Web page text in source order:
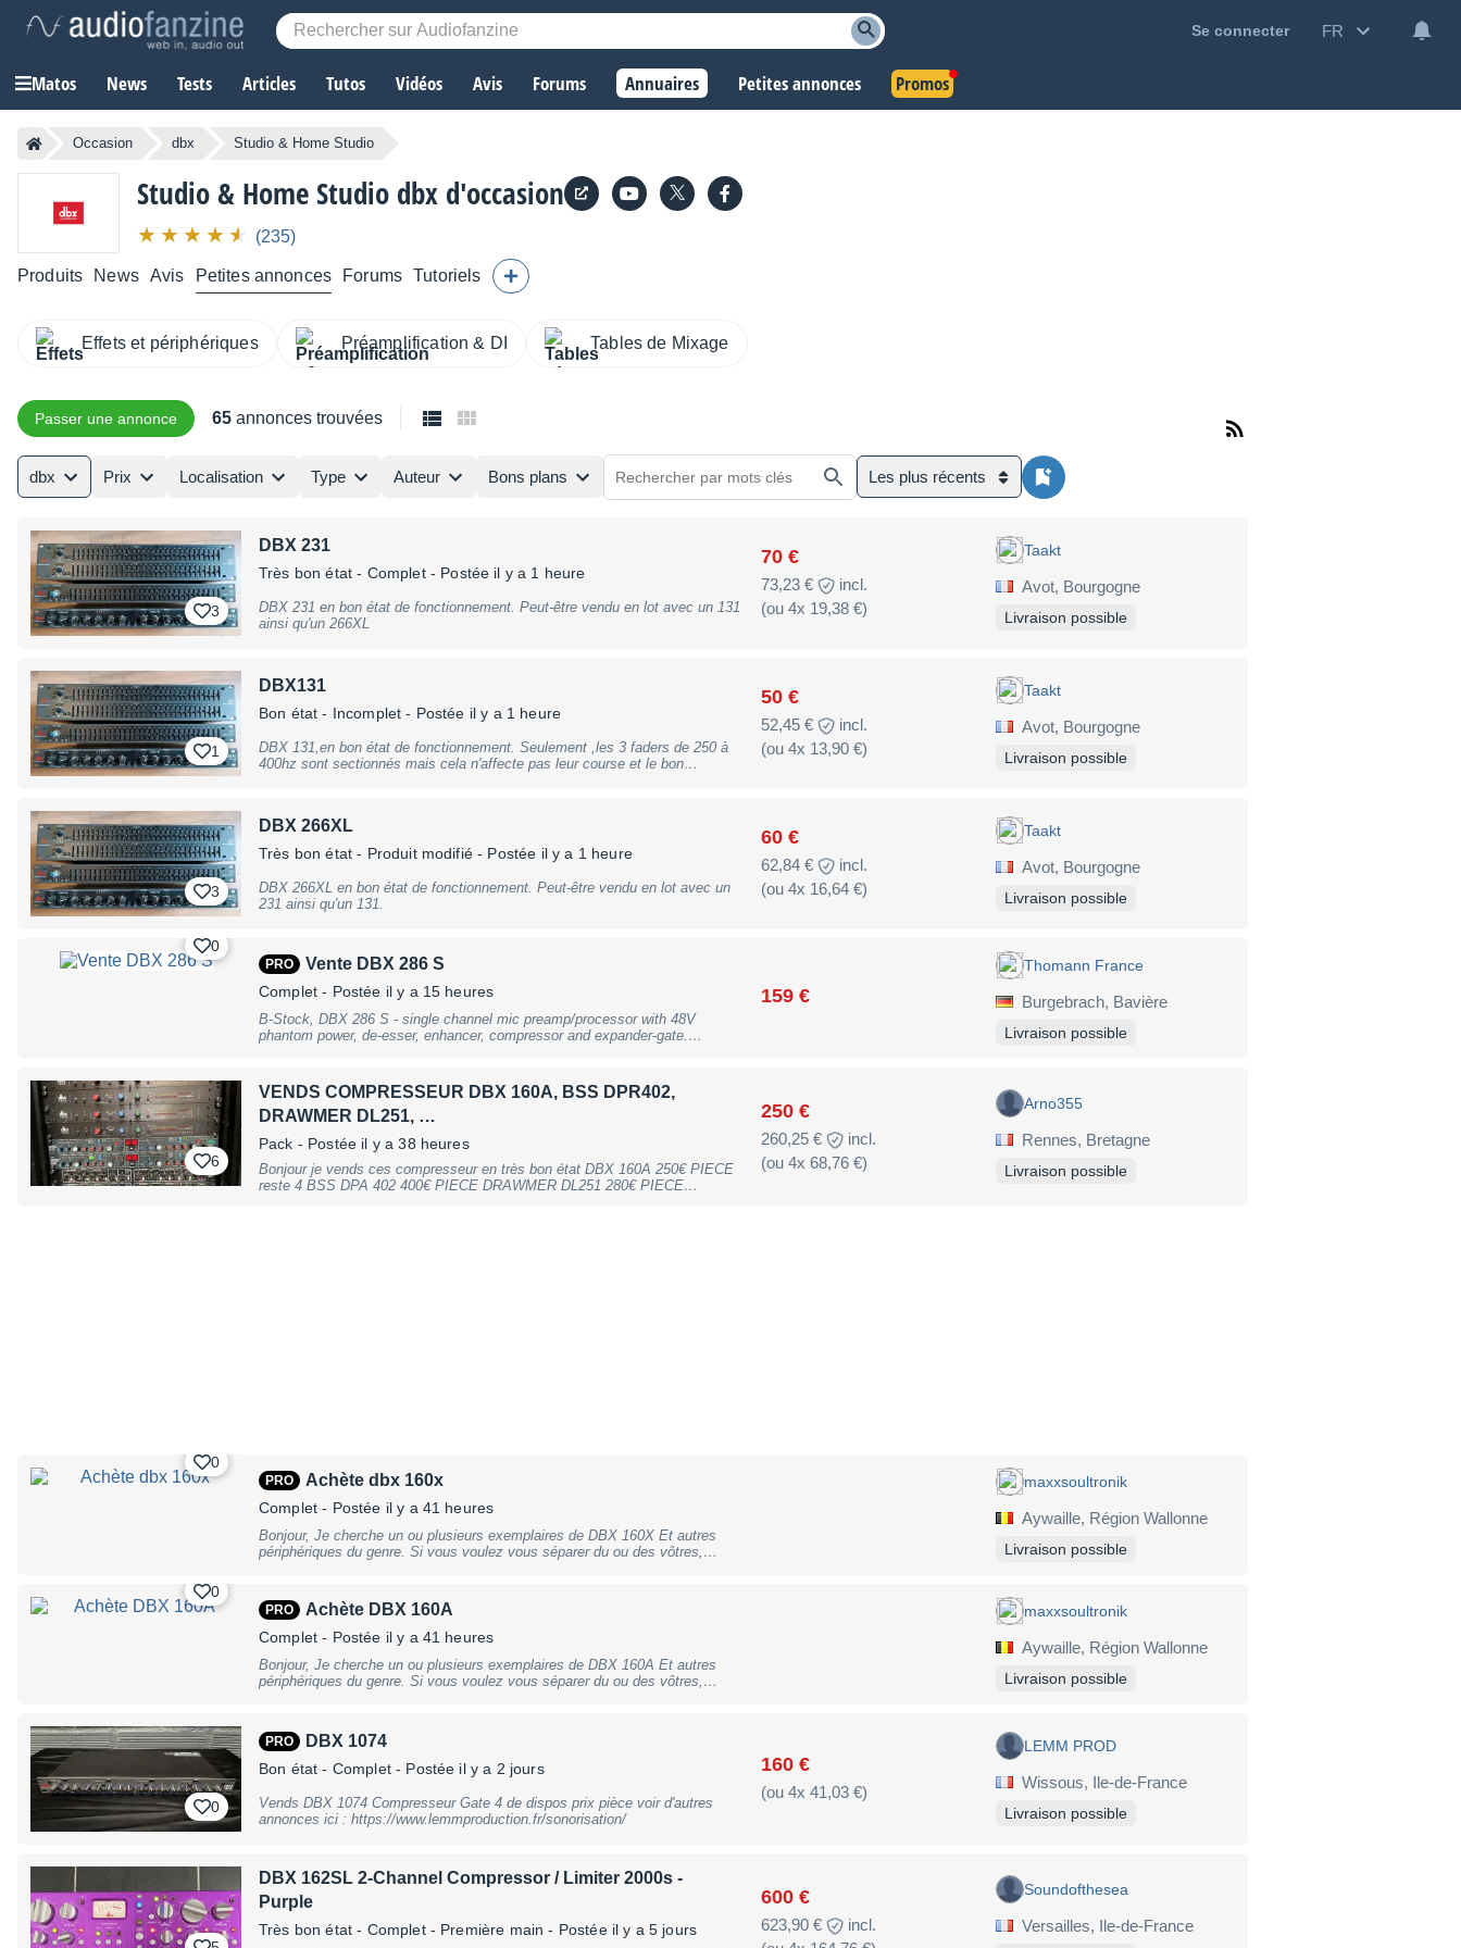
Se connecter FR
Matos News Tests Articles Tutos Vidéos Avis Forums Annuaires Petites annonces Promos
Occasion dbx Studio & Home Studio
Studio & Home Studio dbx d'occasion
(235)
Produits News Avis Petites annonces Forums Tutoriels
Effets et périphériques Préamplification & DI Tables de Mixage
Passer une annonce 65 annonces trouvées
dbx Prix Localisation Type Auteur Bons plans Les plus récents
3
DBX 231
Très bon état - Complet- Postée il y a 1 heure
70 €
73,23 €
incl.
(ou 4x 19,38 €)
DBX 231 en bon état de fonctionnement. Peut-être vendu en lot avec un 131
ainsi qu'un 266XL
Taakt
Avot, Bourgogne
Livraison possible
1
DBX131
Bon état - Incomplet - Postée il y a 1 heure
50 €
52,45 €
incl.
(ou 4x 13,90 €)
DBX 131,en bon état de fonctionnement. Seulement ,les 3 faders de 250 à
400hz sont sectionnés mais cela n'affecte pas leur course et le bon
Taakt
Avot, Bourgogne
Livraison possible
3
DBX 266XL
Très bon état - Produit modifié- Postée il y a 1 heure
60 €
62,84 €
incl.
(ou 4x 16,64 €)
DBX 266XL en bon état de fonctionnement. Peut-être vendu en lot avec un
231 ainsi qu'un 131.
Taakt
Avot, Bourgogne
Livraison possible
0
PRO Vente DBX 286 S
Complet - Postée il y a 15 heures 159 €
B-Stock, DBX 286 S - single channel mic preamp/processor with 48V
phantom power, de-esser, enhancer, compressor and expander-gate.
Thomann France
Burgebrach, Bavière
Livraison possible
6
VENDS COMPRESSEUR DBX 160A, BSS DPR402,
DRAWMER DL251, …
Pack - Postée il y a 38 heures
250 €
260,25 €
incl.
(ou 4x 68,76 €)
Bonjour je vends ces compresseur en très bon état DBX 160A 250€ PIECE
reste 4 BSS DPA 402 400€ PIECE DRAWMER DL251 280€ PIECE
Arno355
Rennes, Bretagne
Livraison possible
0
PRO Achète dbx 160x
Complet - Postée il y a 41 heures
Bonjour, Je cherche un ou plusieurs exemplaires de DBX 160X Et autres
périphériques du genre. Si vous voulez vous séparer du ou des vôtres,
maxxsoultronik
Aywaille, Région Wallonne
Livraison possible
0
PRO Achète DBX 160A
Complet - Postée il y a 41 heures
Bonjour, Je cherche un ou plusieurs exemplaires de DBX 160A Et autres
périphériques du genre. Si vous voulez vous séparer du ou des vôtres,
maxxsoultronik
Aywaille, Région Wallonne
Livraison possible
0
PRO DBX 1074
Bon état - Complet- Postée il y a 2 jours 160 €
(ou 4x 41,03 €)
Vends DBX 1074 Compresseur Gate 4 de dispos prix pièce voir d'autres
annonces ici : https://www.lemmproduction.fr/sonorisation/
LEMM PROD
Wissous, Ile-de-France
Livraison possible
DBX 162SL 2-Channel Compressor / Limiter 2000s -
Purple
Très bon état - Complet - Première main - Postée il y a 5 jours
600 €
623,90 €
incl.
Soundofthesea
Versailles, Ile-de-France